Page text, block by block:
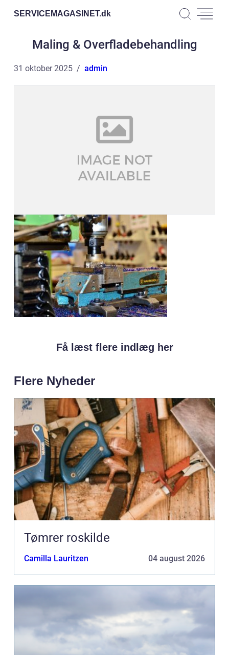
SERVICEMAGASINET.dk
Maling & Overfladebehandling
31 oktober 2025 admin
Få læst flere indlæg her
Flere Nyheder
Tømrer roskilde
Camilla Lauritzen 04 august 2026